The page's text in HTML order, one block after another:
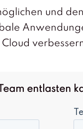
und
entlasten